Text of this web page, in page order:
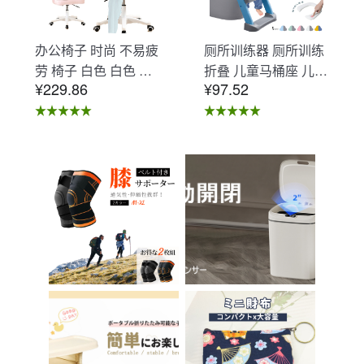
办公椅子 时尚 不易疲
劳 椅子 白色 白色 办
公椅子 不易疲劳 学习
椅 北欧 儿童 椅子 学
椅子 在家办公 Asher
Brilliant C-56
¥229.86
厕所训练器 厕所训练
折叠 儿童马桶座 儿童
马桶辅助 收纳式马桶
座 小孩马桶座 儿童厕
女孩 儿童 孩子 儿童
马桶训练 免邮 踏步器
厕所
¥97.52